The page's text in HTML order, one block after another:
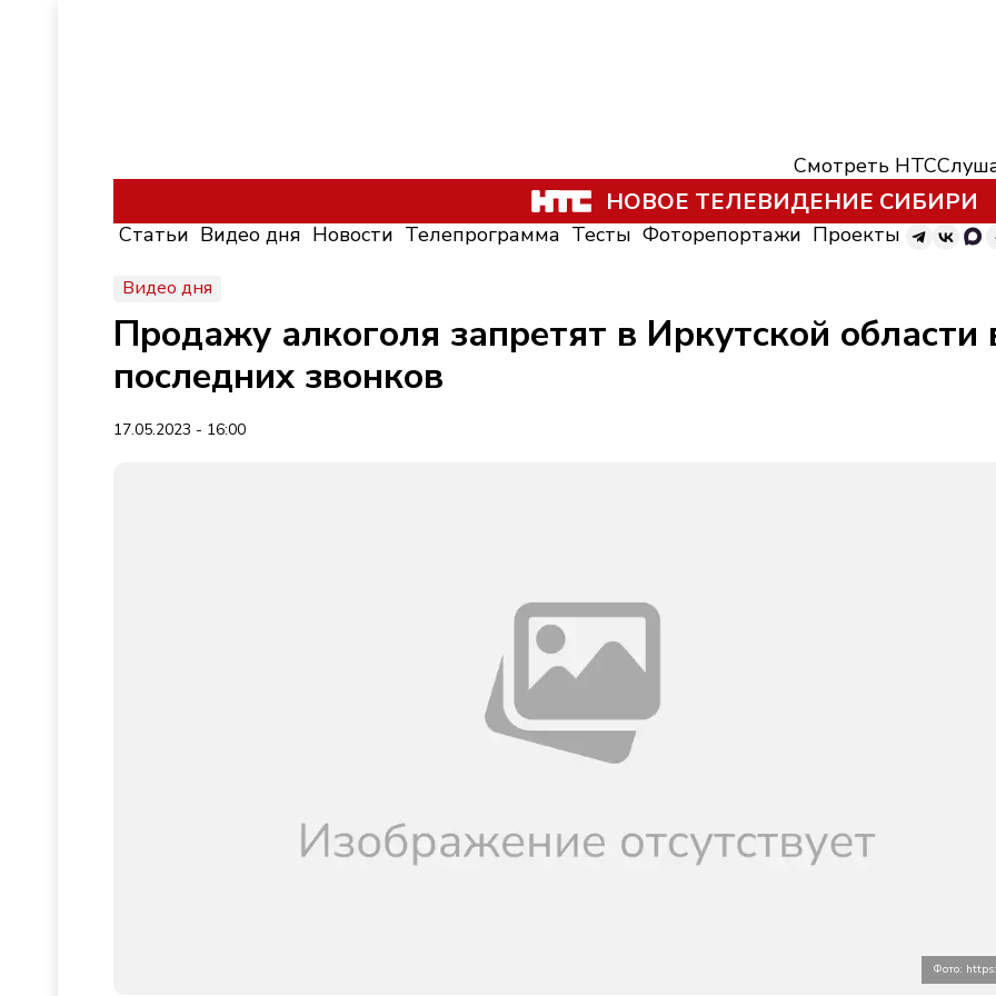
Смотреть НТС
НОВОЕ ТЕЛЕВИДЕНИЕ СИБИРИ
Статьи Видео дня Новости Телепрограмма Тесты Фоторепортажи Проекты
Видео дня
Продажу алкоголя запретят в Иркутской
последних звонков
17.05.2023 - 16:00
Фото: